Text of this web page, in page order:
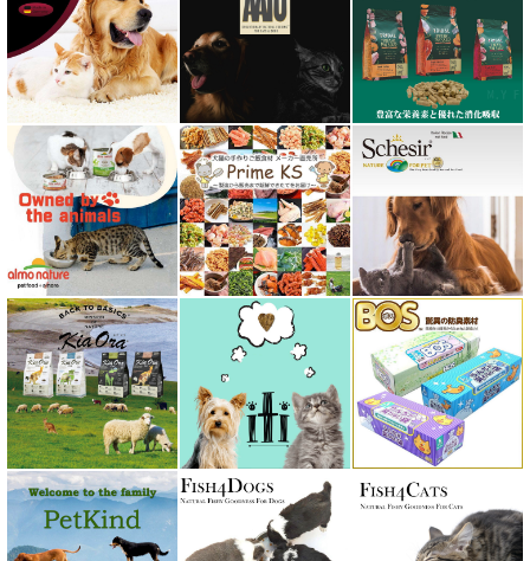
プライムケイズ さかい企画
ブリスミックス BLISMIX
プレスティージ PRESTIGE
プロデン ProDen
ベイリーコー Bailey+Co
ベッツソリューション VetSolution
ベッツラボ Vets Labo
ペットカインド PetKind
ペトコト PETOKOTO
ホワイトフォックス
ボンショーズペット bonnechose pet